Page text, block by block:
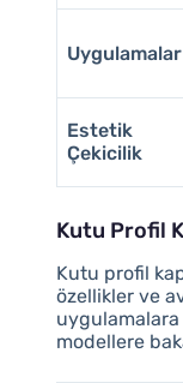
Uygulamalar
Estetik
Çekicilik
Kutu Profil
Kutu profil
özellikler ve
uygulamalara
modellere